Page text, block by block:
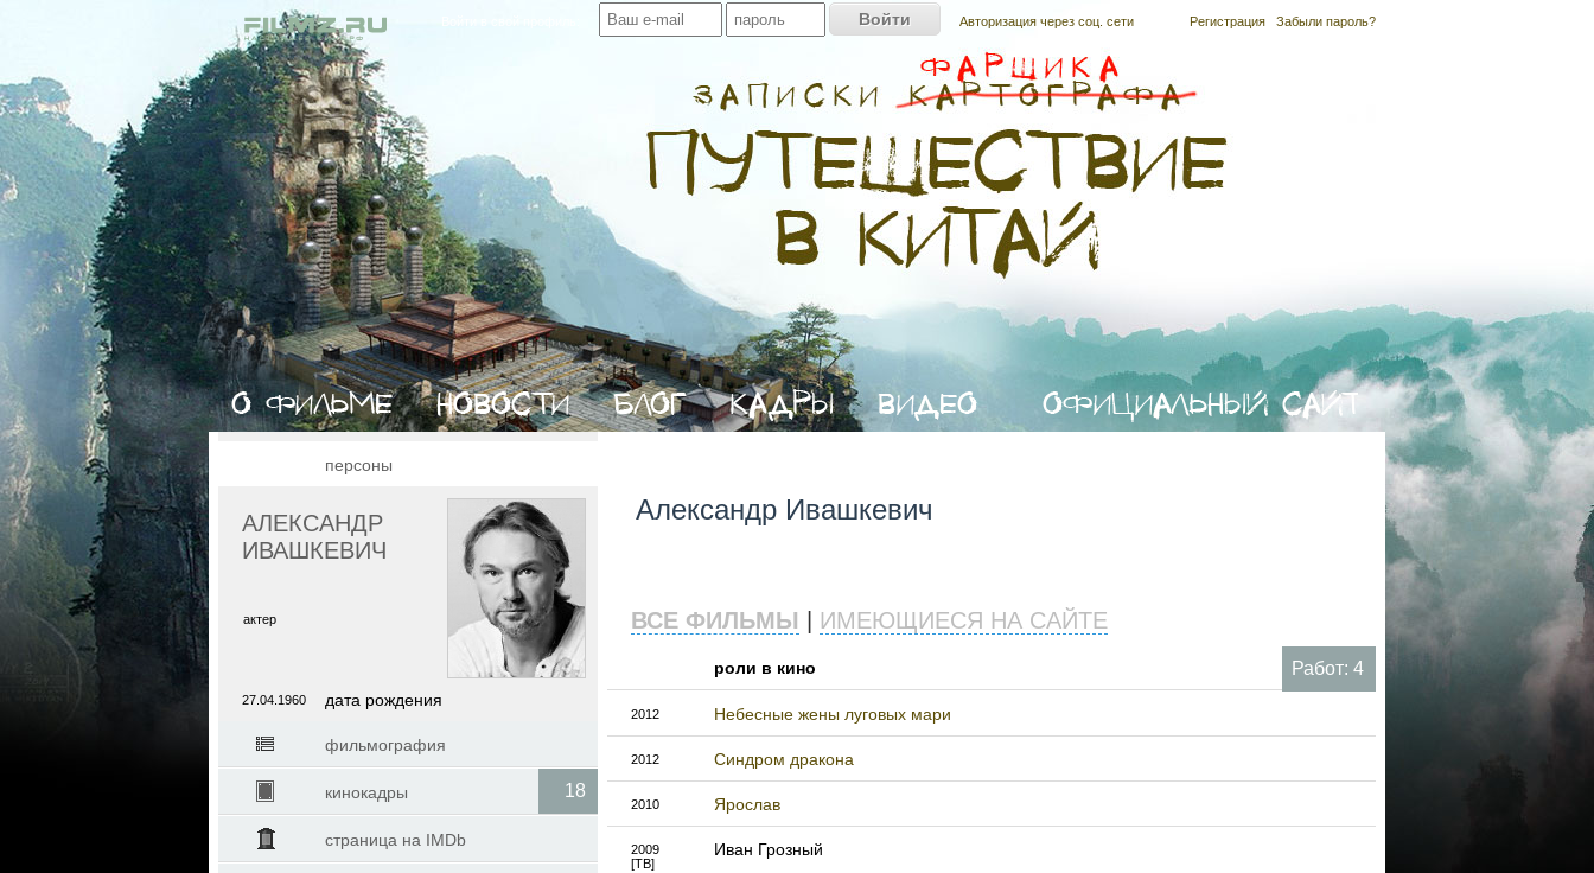
Авторизация через соц. сети Регистрация Забыли пароль?
Александр Ивашкевич
ВСЕ ФИЛЬМЫ ИМЕЮЩИЕСЯ НА САЙТЕ
Работ: 4
роли в кино
2012 Небесные жены луговых мари
2012 Синдром дракона
2010 Ярослав
2009
[ТВ]
Иван Грозный
персоны
АЛЕКСАНДР
ИВАШКЕВИЧ
актер
27.04.1960 дата рождения
фильмография
18
кинокадры
страница на IMDb